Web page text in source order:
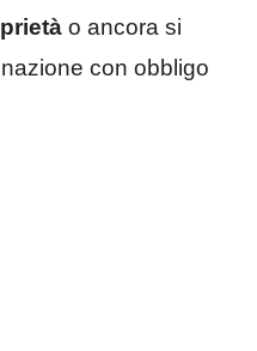
o ancora si
con obbligo